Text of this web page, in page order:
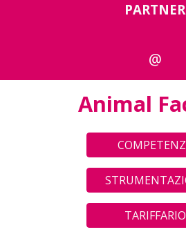
PARTNER
@
Animal
TARIFFARIO